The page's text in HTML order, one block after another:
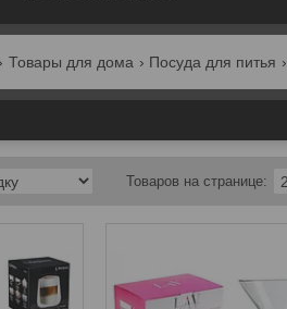
Товары для дома Посуда для питья